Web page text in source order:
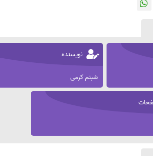
نویسنده
شبنم کرمی